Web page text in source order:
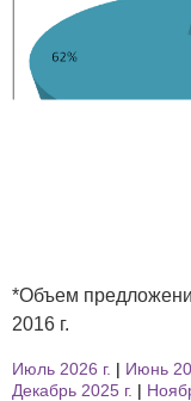
*Объем
2016 г.
Июль 2026 г. Июнь
Декабрь 2025 г.